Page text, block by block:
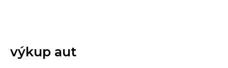
výkup aut